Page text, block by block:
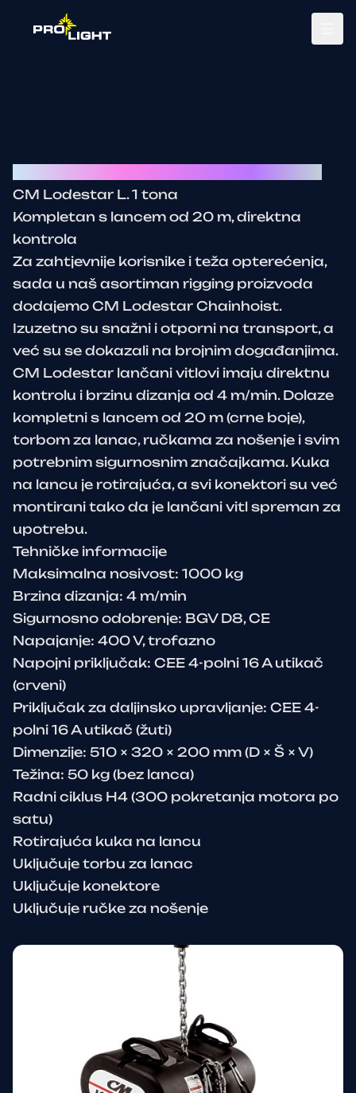
CM Lodestar L. 1 tona
Kompletan s lancem od 20 m, direktna
kontrola
Za zahtjevnije korisnike i teža opterećenja,
sada u naš asortiman rigging proizvoda
dodajemo CM Lodestar Chainhoist.
Izuzetno su snažni i otporni na transport, a
već su se dokazali na brojnim događanjima.
CM Lodestar lančani vitlovi imaju direktnu
kontrolu i brzinu dizanja od 4 m/min. Dolaze
kompletni s lancem od 20 m (crne boje),
torbom za lanac, ručkama za nošenje i svim
potrebnim sigurnosnim značajkama. Kuka
na lancu je rotirajuća, a svi konektori su već
montirani tako da je lančani vitl spreman za
upotrebu.
Tehničke informacije
Maksimalna nosivost: 1000 kg
Brzina dizanja: 4 m/min
Sigurnosno odobrenje: BGV D8, CE
Napajanje: 400 V, trofazno
Napojni priključak: CEE 4-polni 16 A utikač
(crveni)
Priključak za daljinsko upravljanje: CEE 4-
polni 16 A utikač (žuti)
Dimenzije: 510 × 320 × 200 mm (D × Š × V)
Težina: 50 kg (bez lanca)
Radni ciklus H4 (300 pokretanja motora po
satu)
Rotirajuća kuka na lancu
Uključuje torbu za lanac
Uključuje konektore
Uključuje ručke za nošenje